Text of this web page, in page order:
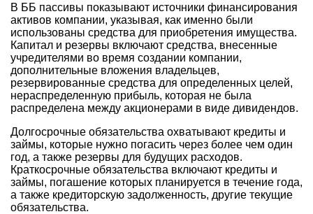
В ББ пассивы показывают источники финансирования
активов компании, указывая, как именно были
использованы средства для приобретения имущества.
Капитал и резервы включают средства, внесенные
учредителями во время создании компании,
дополнительные вложения владельцев,
резервированные средства для определенных целей,
нераспределенную прибыль, которая не была
распределена между акционерами в виде дивидендов.
Долгосрочные обязательства охватывают кредиты и
займы, которые нужно погасить через более чем один
год, а также резервы для будущих расходов.
Краткосрочные обязательства включают кредиты и
займы, погашение которых планируется в течение года,
а также кредиторскую задолженность, другие текущие
обязательства.